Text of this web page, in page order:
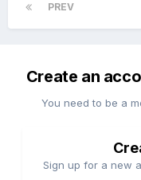
PREV
Create an
You need to be a
Sign up for a new